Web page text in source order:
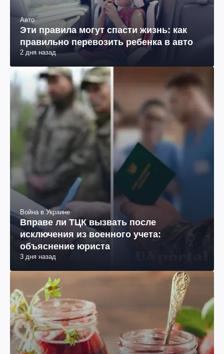
Авто
Эти правила могут спасти жизнь: как
правильно перевозить ребенка в авто
2 дня назад
Война в Украине
Вправе ли ТЦК вызвать после
исключения из военного учета:
объяснение юриста
3 дня назад